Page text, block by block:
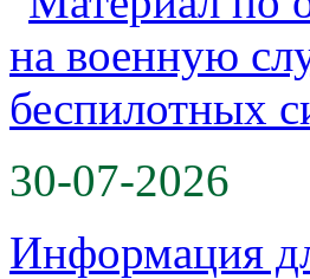
30-07-2026
Информация